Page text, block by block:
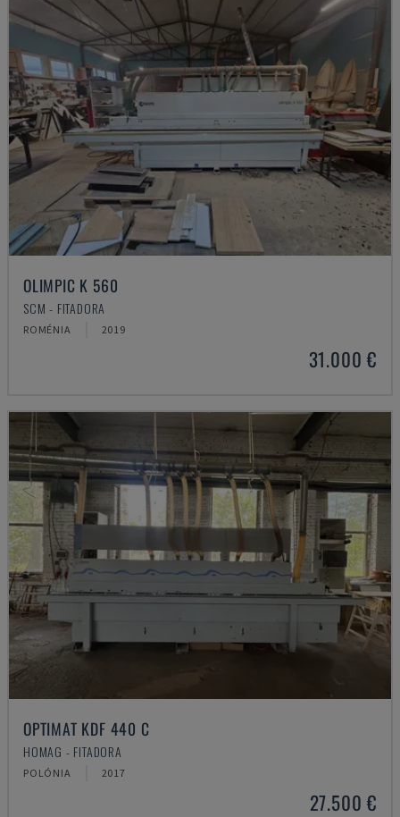
OLIMPIC K 560
SCM - FITADORA
ROMÉNIA 2019
31.000 €
OPTIMAT KDF 440 C
HOMAG - FITADORA
POLÓNIA 2017
27.500 €